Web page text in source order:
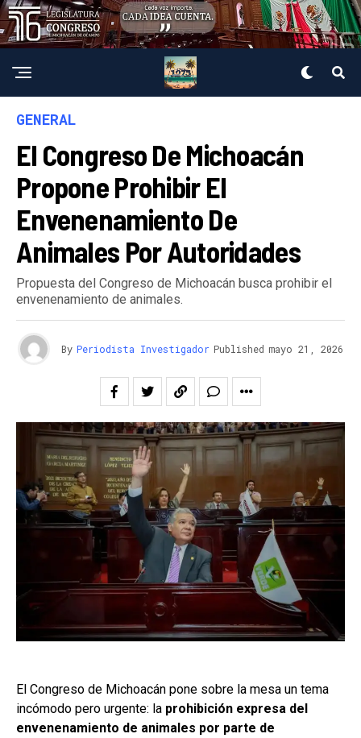
GENERAL
El Congreso De Michoacán
Propone Prohibir El
Envenenamiento De
Animales Por Autoridades
Propuesta del Congreso de Michoacán busca prohibir el
envenenamiento de animales.
By Periodista Investigador Published mayo 21, 2026
El Congreso de Michoacán pone sobre la mesa un tema
incómodo pero urgente: la prohibición expresa del
envenenamiento de animales por parte de